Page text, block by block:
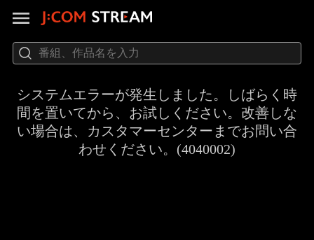
システムエラーが発生しました。しばらく時
間を置いてから、お試しください。改善しな
い場合は、カスタマーセンターまでお問い合
わせください。(4040002)